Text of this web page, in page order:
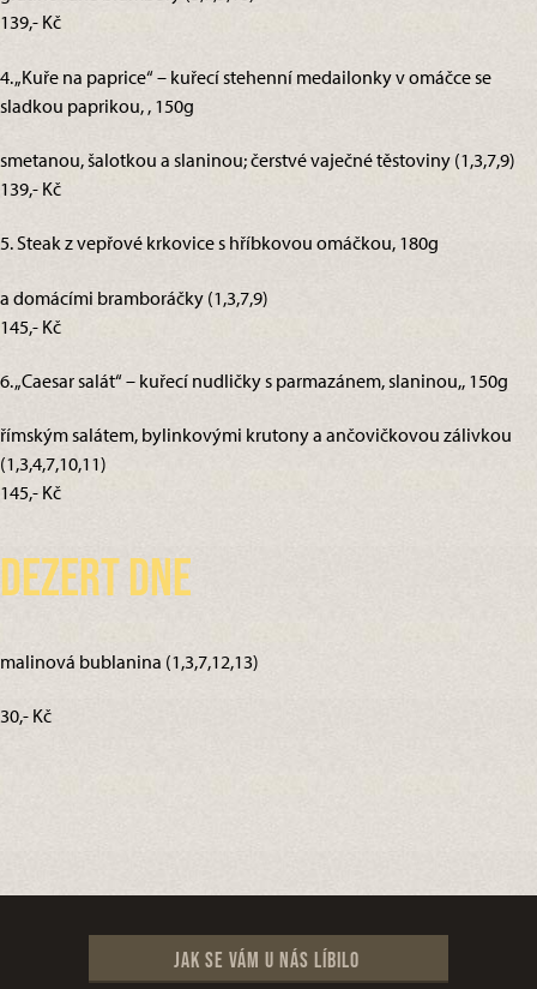
139,- Kč
4. „Kuře na paprice“ – kuřecí stehenní medailonky v omáčce se
sladkou paprikou, , 150g
smetanou, šalotkou a slaninou; čerstvé vaječné těstoviny (1,3,7,9)
139,- Kč
5. Steak z vepřové krkovice s hříbkovou omáčkou, 180g
a domácími bramboráčky (1,3,7,9)
145,- Kč
6. „Caesar salát“ – kuřecí nudličky s parmazánem, slaninou,, 150g
římským salátem, bylinkovými krutony a ančovičkovou zálivkou
(1,3,4,7,10,11)
145,- Kč
Dezert dne
malinová bublanina (1,3,7,12,13)
30,- Kč
Jak se vám u nás líbilo